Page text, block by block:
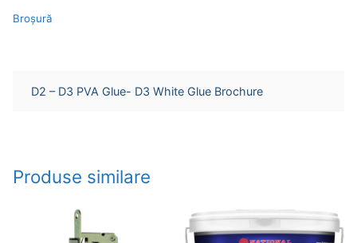
Broşură
D2 – D3 PVA Glue- D3 White Glue Brochure
Produse similare